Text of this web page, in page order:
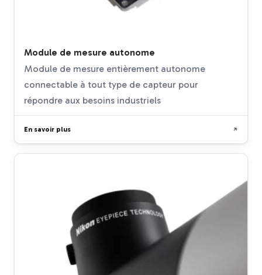
Module de mesure autonome
Module de mesure entièrement autonome
connectable à tout type de capteur pour
répondre aux besoins industriels
En savoir plus